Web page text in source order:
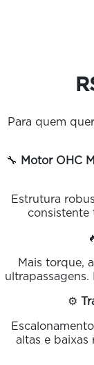
Para quem
🔧 Motor OHC
Estrutura
consistente
Mais torque,
⚙️
altas e baixas